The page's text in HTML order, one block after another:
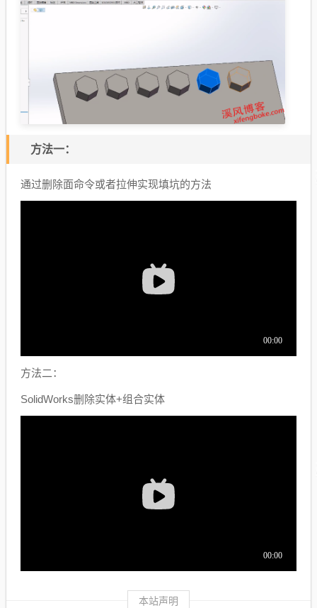
方法一：
通过删除面命令或者拉伸实现填坑的方法
方法二：
SolidWorks删除实体+组合实体
本站声明